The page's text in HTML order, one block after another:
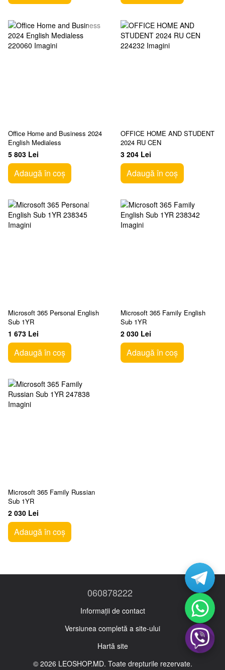
Office Home and Business 2024
English Medialess
5 803 Lei
Adaugă în coș
OFFICE HOME AND STUDENT
2024 RU CEN
3 204 Lei
Adaugă în coș
Microsoft 365 Personal English
Sub 1YR
1 673 Lei
Adaugă în coș
Microsoft 365 Family English
Sub 1YR
2 030 Lei
Adaugă în coș
Microsoft 365 Family Russian
Sub 1YR
2 030 Lei
Adaugă în coș
060878222
Informații de contact
Versiunea completă a site-ului
Hartă site
© 2026 LEOSHOP.MD. Toate drepturile rezervate.